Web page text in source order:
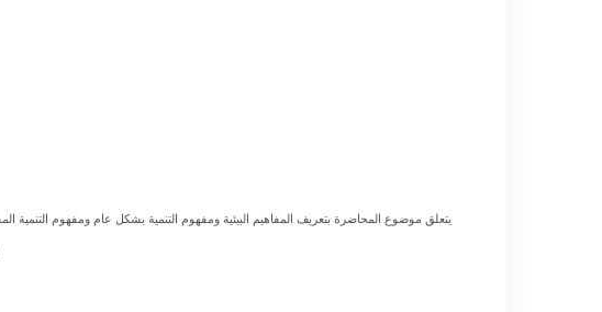
يتعلق موضوع المحاضرة بتعريف المفاهيم البيئية ومفهوم التنمية بشكل عام ومفهوم التنمية